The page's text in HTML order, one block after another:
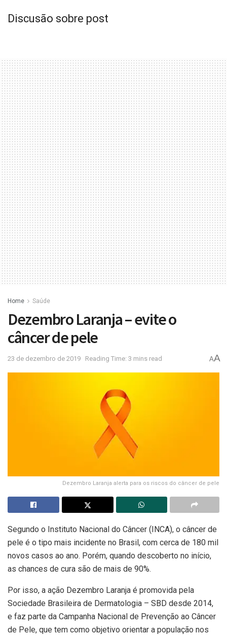
Discusão sobre post
Home Saúde
Dezembro Laranja – evite o
câncer de pele
23 de dezembro de 2019 Reading Time: 3 mins read AA
Dezembro Laranja alerta para os riscos do câncer de pele
Segundo o Instituto Nacional do Câncer (INCA), o câncer de
pele é o tipo mais incidente no Brasil, com cerca de 180 mil
novos casos ao ano. Porém, quando descoberto no início,
as chances de cura são de mais de 90%.
Por isso, a ação Dezembro Laranja é promovida pela
Sociedade Brasileira de Dermatologia – SBD desde 2014,
e faz parte da Campanha Nacional de Prevenção ao Câncer
de Pele, que tem como objetivo orientar a população nos